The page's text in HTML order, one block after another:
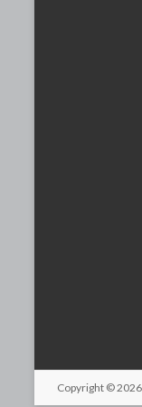
Copyright © 2026